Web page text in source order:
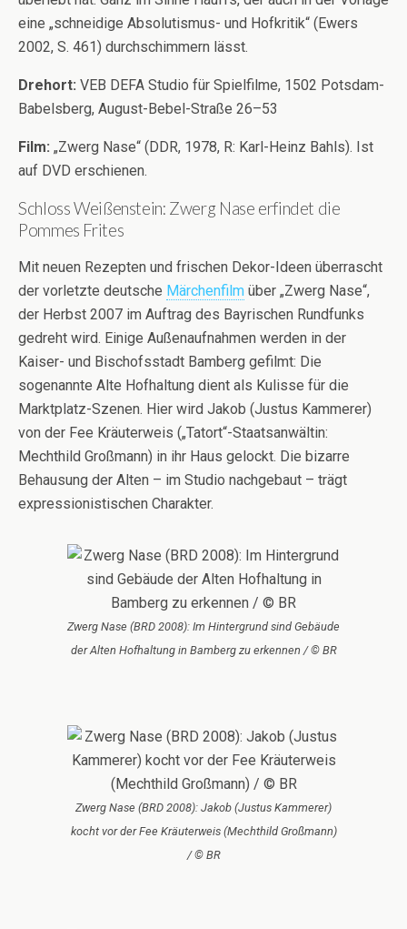
eine „schneidige Absolutismus- und Hofkritik“ (Ewers
2002, S. 461) durchschimmern lässt.
Drehort: VEB DEFA Studio für Spielfilme, 1502 Potsdam-
Babelsberg, August-Bebel-Straße 26–53
Film: „Zwerg Nase“ (DDR, 1978, R: Karl-Heinz Bahls). Ist
auf DVD erschienen.
Schloss Weißenstein: Zwerg Nase erfindet die
Pommes Frites
Mit neuen Rezepten und frischen Dekor-Ideen überrascht
der vorletzte deutsche Märchenfilm über „Zwerg Nase“,
der Herbst 2007 im Auftrag des Bayrischen Rundfunks
gedreht wird. Einige Außenaufnahmen werden in der
Kaiser- und Bischofsstadt Bamberg gefilmt: Die
sogenannte Alte Hofhaltung dient als Kulisse für die
Marktplatz-Szenen. Hier wird Jakob (Justus Kammerer)
von der Fee Kräuterweis („Tatort“-Staatsanwältin:
Mechthild Großmann) in ihr Haus gelockt. Die bizarre
Behausung der Alten – im Studio nachgebaut – trägt
expressionistischen Charakter.
Zwerg Nase (BRD 2008): Im Hintergrund sind Gebäude
der Alten Hofhaltung in Bamberg zu erkennen / © BR
Zwerg Nase (BRD 2008): Jakob (Justus Kammerer)
kocht vor der Fee Kräuterweis (Mechthild Großmann)
/ © BR